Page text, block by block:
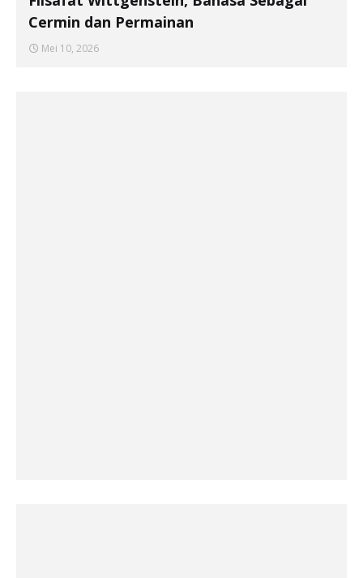
Cermin dan Permainan
Mei 10, 2026